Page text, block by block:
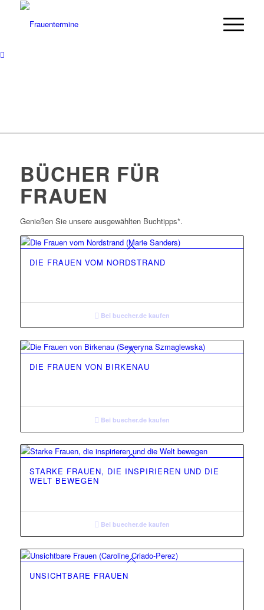
BÜCHER FÜR
FRAUEN
Genießen Sie unsere ausgewählten Buchtipps*.
DIE FRAUEN VOM NORDSTRAND
Bei buecher.de kaufen
DIE FRAUEN VON BIRKENAU
Bei buecher.de kaufen
STARKE FRAUEN, DIE INSPIRIEREN UND DIE
WELT BEWEGEN
Bei buecher.de kaufen
UNSICHTBARE FRAUEN